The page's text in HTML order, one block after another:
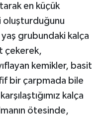
en küçük
oluşturduğunu
grubundaki kalça
çekerek,
kemikler, basit
bir çarpmada bile
kalça
ötesinde,